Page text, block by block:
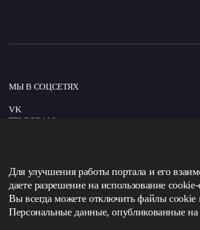
МЫ В СОЦСЕТЯХ
VK
TELEGRAM
Для улучшения работы портала и его
даете разрешение на использование
Вы всегда можете отключить файлы cookie
Персональные данные, опубликованные